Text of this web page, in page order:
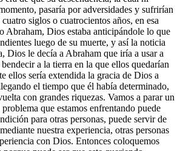
pasaría por adversidades y sufrirían
siglos o cuatrocientos años, en esa
Abraham, Dios estaba anticipándole lo que
luego de su muerte, y así la noticia
Dios le decía a Abraham que iría a usar a
bendecir a la tierra en la que ellos quedarían
ellos sería extendida la gracia de Dios a
el tiempo que él había determinado,
con grandes riquezas. Vamos a parar un
que estamos enfrentando puede
para otras personas, puede servir de
nuestra experiencia, otras personas
con Dios. Entonces coloquemos